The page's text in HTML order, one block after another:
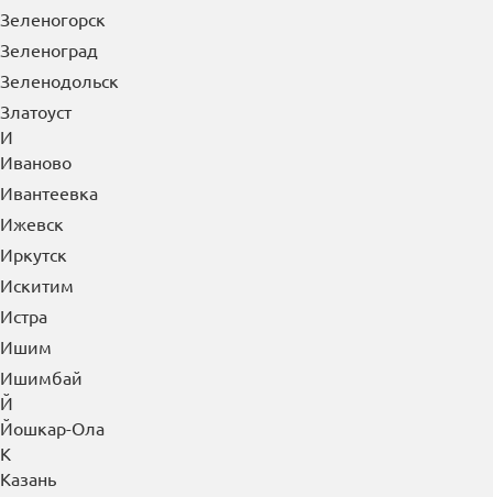
Зеленогорск
Зеленоград
Зеленодольск
Златоуст
И
Иваново
Ивантеевка
Ижевск
Иркутск
Искитим
Истра
Ишим
Ишимбай
Й
Йошкар-Ола
К
Казань